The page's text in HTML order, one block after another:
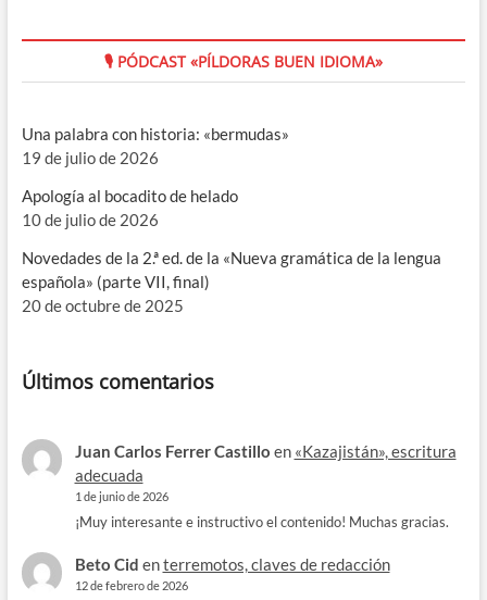
🎙 PÓDCAST «PÍLDORAS BUEN IDIOMA»
Una palabra con historia: «bermudas»
19 de julio de 2026
Apología al bocadito de helado
10 de julio de 2026
Novedades de la 2.ª ed. de la «Nueva gramática de la lengua
española» (parte VII, final)
20 de octubre de 2025
Últimos comentarios
Juan Carlos Ferrer Castillo en «Kazajistán», escritura
adecuada
1 de junio de 2026
¡Muy interesante e instructivo el contenido! Muchas gracias.
Beto Cid enterremotos, claves de redacción
12 de febrero de 2026